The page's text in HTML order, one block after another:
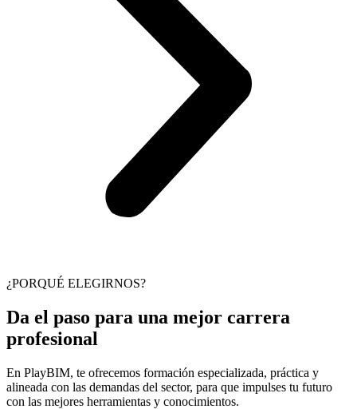
¿PORQUÉ ELEGIRNOS?
Da el paso para una mejor carrera
profesional
En PlayBIM, te ofrecemos formación especializada, práctica y
alineada con las demandas del sector, para que impulses tu futuro
con las mejores herramientas y conocimientos.